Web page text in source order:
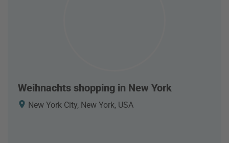
Weihnachts shopping in New York
New York City, New York, USA